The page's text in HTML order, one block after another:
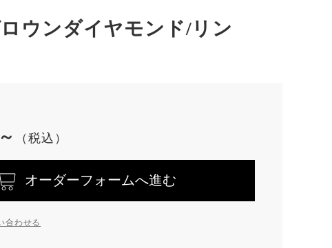
ウンダイヤモンド/リン
オーダーフォームへ進む
合わせる